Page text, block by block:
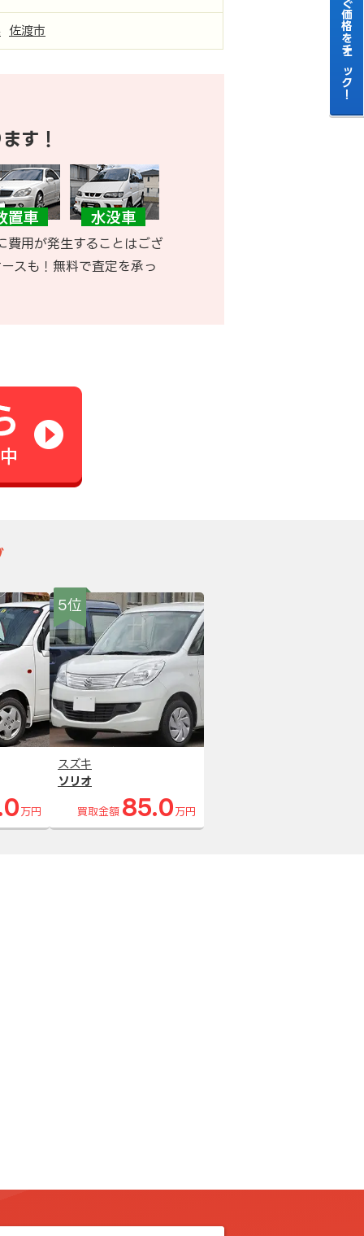
佐渡市
す！
費用が発生することはござ
スも！無料で査定を承っ
万円
5位
スズキ
ソリオ
買取金額 85.0 万円
今すぐ価格をチェック！